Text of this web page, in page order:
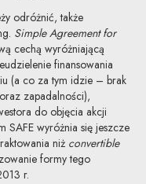
odróżnić, także
Simple Agreement for
cechą wyróżniającą
finansowania
(a co za tym idzie – brak
zapadalności),
do objęcia akcji
SAFE wyróżnia się jeszcze
niż convertible
formy tego
r.